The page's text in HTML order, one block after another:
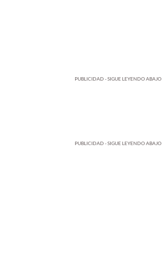
PUBLICIDAD - SIGUE LEYENDO ABAJO
PUBLICIDAD - SIGUE LEYENDO ABAJO